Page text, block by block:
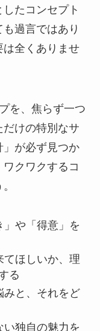
たコンセプト
過言ではあり
は全くありませ
を、焦らず一つ
けの特別なサ
」が必ず見つか
クワクするコ
」や「得意」を
てほしいか、理
る
みと、それをど
独自の魅力を